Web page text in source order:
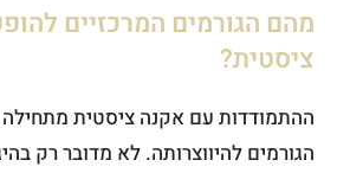
מהם הגורמים המרכזיים
ציסטית?
ההתמודדות עם אקנה ציסטית
הגורמים להיווצרותה. לא מדובר רק